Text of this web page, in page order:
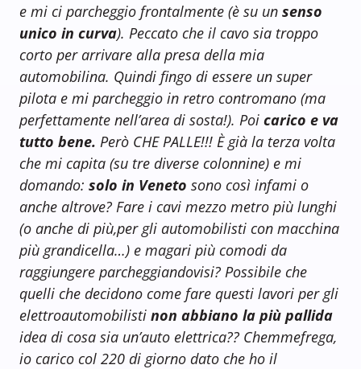
e mi ci parcheggio frontalmente (è su un senso
unico in curva). Peccato che il cavo sia troppo
corto per arrivare alla presa della mia
automobilina. Quindi fingo di essere un super
pilota e mi parcheggio in retro contromano (ma
perfettamente nell’area di sosta!). Poi carico e va
tutto bene. Però CHE PALLE!!! È già la terza volta
che mi capita (su tre diverse colonnine) e mi
domando: solo in Veneto sono così infami o
anche altrove? Fare i cavi mezzo metro più lunghi
(o anche di più,per gli automobilisti con macchina
più grandicella…) e magari più comodi da
raggiungere parcheggiandovisi? Possibile che
quelli che decidono come fare questi lavori per gli
elettroautomobilisti non abbiano la più pallida
idea di cosa sia un’auto elettrica?? Chemmefrega,
io carico col 220 di giorno dato che ho il